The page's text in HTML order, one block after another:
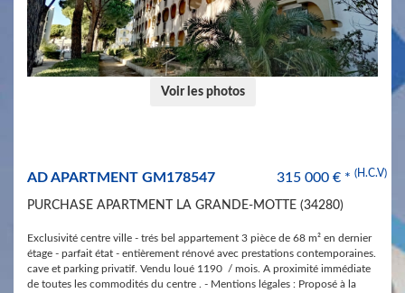
Voir les photos
AD APARTMENT GM178547 315 000 € * (H.C.V)
​PURCHASE APARTMENT LA GRANDE-MOTTE (34280)
Exclusivité centre ville - trés bel appartement 3 pièce de 68 m² en dernier
étage - parfait état - entièrement rénové avec prestations contemporaines.
cave et parking privatif. Vendu loué 1190  / mois. A proximité immédiate
de toutes les commodités du centre . - Mentions légales : Proposé à la